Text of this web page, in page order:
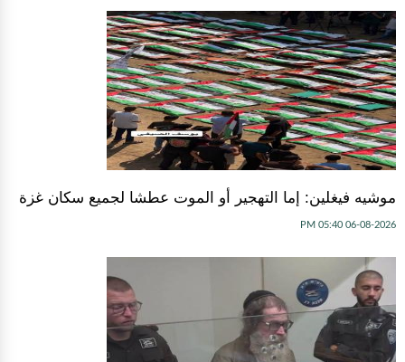
موشيه فيغلين: إما التهجير أو الموت عطشا لجميع سكان غزة
06-08-2026 05:40 PM